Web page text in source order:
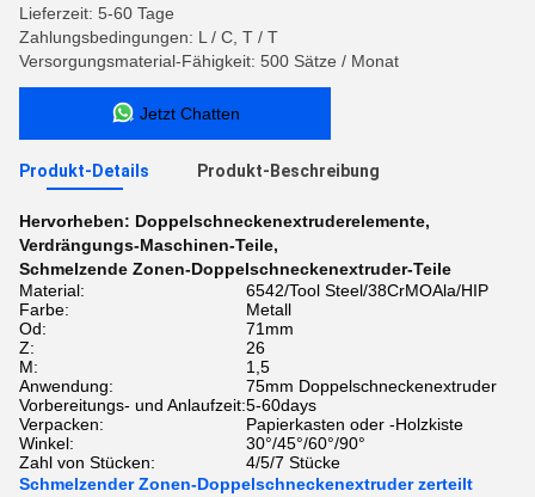
Lieferzeit: 5-60 Tage
Zahlungsbedingungen: L / C, T / T
Versorgungsmaterial-Fähigkeit: 500 Sätze / Monat
Jetzt Chatten
Produkt-Details Produkt-Beschreibung
Hervorheben: Doppelschneckenextruderelemente,
Verdrängungs-Maschinen-Teile,
Schmelzende Zonen-Doppelschneckenextruder-Teile
Material:
6542/Tool Steel/38CrMOAla/HIP
Farbe:
Metall
Od:
71mm
Z:
26
M:
1,5
Anwendung:
75mm Doppelschneckenextruder
Vorbereitungs- und Anlaufzeit:5-60days
Verpacken:
Papierkasten oder -Holzkiste
Winkel:
30°/45°/60°/90°
Zahl von Stücken:
4/5/7 Stücke
Schmelzender Zonen-Doppelschneckenextruder zerteilt